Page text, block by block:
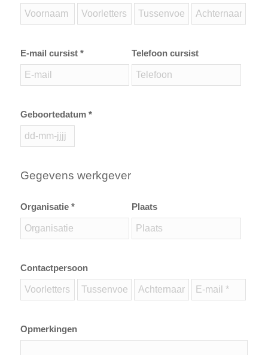
E-mail cursist * Telefoon cursist
Geboortedatum *
Gegevens werkgever
Organisatie * Plaats
Contactpersoon
Opmerkingen